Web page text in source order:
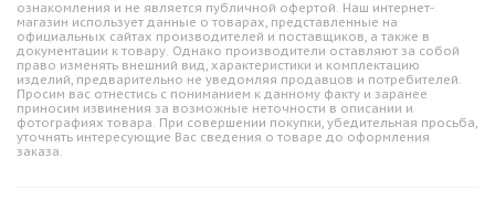
ознакомления и не является публичной офертой. Наш интернет-
магазин использует данные о товарах, представленные на
официальных сайтах производителей и поставщиков, а также в
документации к товару. Однако производители оставляют за собой
право изменять внешний вид, характеристики и комплектацию
изделий, предварительно не уведомляя продавцов и потребителей.
Просим вас отнестись с пониманием к данному факту и заранее
приносим извинения за возможные неточности в описании и
фотографиях товара. При совершении покупки, убедительная просьба,
уточнять интересующие Вас сведения о товаре до оформления
заказа.